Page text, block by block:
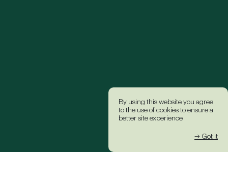
By using this website you agree
to the use of cookies to ensure a
better site experience.
→ Got it